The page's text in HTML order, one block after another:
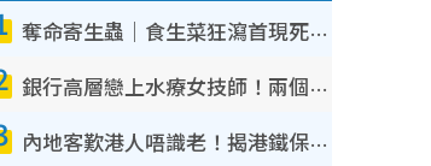
奪命寄生蟲｜食生菜狂瀉首現死者！疫潮惡化錄1.8萬宗病例 揭洗菜3大謬誤
銀行高層戀上水療女技師！兩個月借128萬驚覺「沉船」沉落火海 揭背後疑似邪教操控賣淫
內地客歎港人唔識老！揭港鐵保鮮級冷氣 港人求放過：咪投訴